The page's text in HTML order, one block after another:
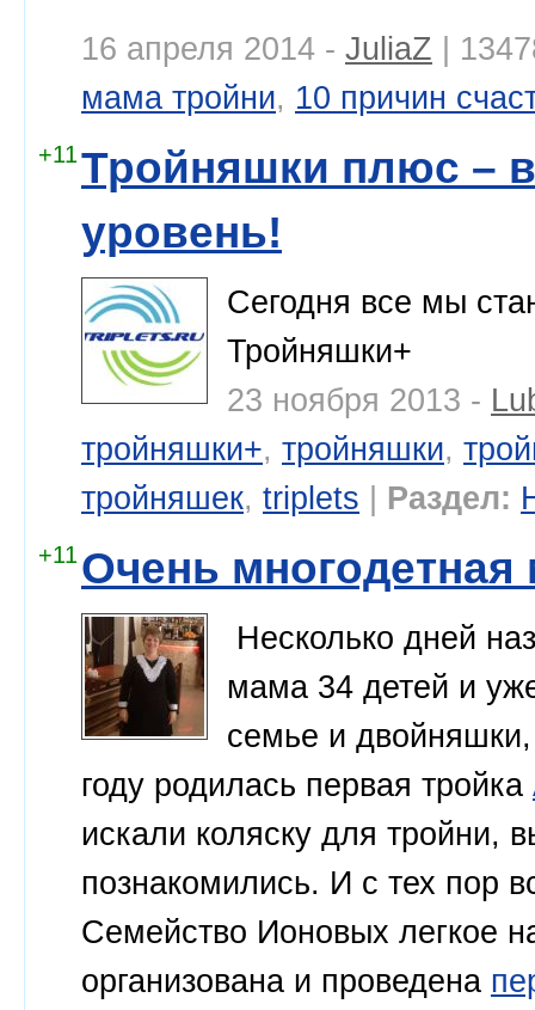
16 апреля 2014 - JuliaZ |
мама тройни, 10 причин
+11Тройняшки плюс –
уровень!
Сегодня все мы
Тройняшки+
23 ноября 2013 -
тройняшки+, тройняшки,
тройняшек, triplets | Раздел:
+11 Очень многодетная
Несколько дней
мама 34 детей и
семье и
году родилась первая тройка
искали коляску для
познакомились. И с тех пор
Семейство Ионовых легкое
организована и проведена